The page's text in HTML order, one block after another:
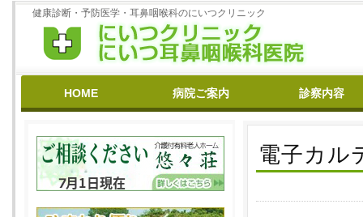
健康診断・予防医学・耳鼻咽喉科のにいつクリニック
HOME 病院ご案内 診察内容
在宅医療
花粉症
リハビリ
補聴器相談
禁煙外来
耳鳴り・いびき
めまい
難聴
予防接種
よくある質問
電子カル